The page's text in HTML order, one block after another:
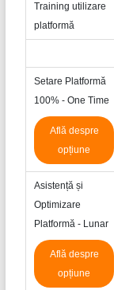
Training utilizare
platformă
Setare Platformă
100% - One Time
Află despre
opțiune
Asistență și
Optimizare
Platformă - Lunar
Află despre
opțiune